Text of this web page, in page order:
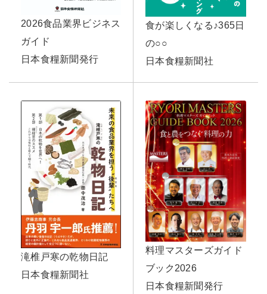
2026食品業界ビジネス
ガイド
日本食糧新聞発行
食が楽しくなる♪365日
の○○
日本食糧新聞社
滝椎戸寒の乾物日記
日本食糧新聞社
料理マスターズガイド
ブック2026
日本食糧新聞発行